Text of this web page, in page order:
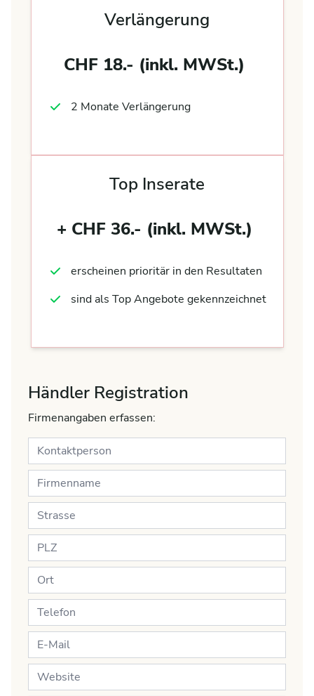
Verlängerung
CHF 18.- (inkl. MWSt.)
2 Monate Verlängerung
Top Inserate
+ CHF 36.- (inkl. MWSt.)
erscheinen prioritär in den Resultaten
sind als Top Angebote gekennzeichnet
Händler Registration
Firmenangaben erfassen: